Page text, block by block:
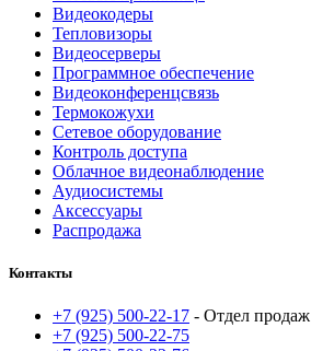
Видеокодеры
Тепловизоры
Видеосерверы
Программное обеспечение
Видеоконференцсвязь
Термокожухи
Сетевое оборудование
Контроль доступа
Облачное видеонаблюдение
Аудиосистемы
Аксессуары
Распродажа
Контакты
+7 (925) 500-22-17 - Отдел продаж
+7 (925) 500-22-75